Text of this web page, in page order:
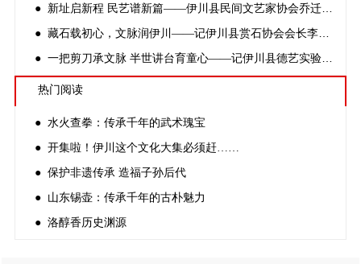
● 新址启新程 民艺谱新篇——伊川县民间文艺家协会乔迁揭牌仪式顺利举办
● 藏石载初心，文脉润伊川——记伊川县赏石协会会长李志锋
● 一把剪刀承文脉 半世讲台育童心——记伊川县德艺实验小学非遗剪纸传承人方公才
热门阅读
● 水火查拳：传承千年的武术瑰宝
● 开集啦！伊川这个文化大集必须赶……
● 保护非遗传承 造福子孙后代
● 山东锡壶：传承千年的古朴魅力
● 洛醇香历史渊源